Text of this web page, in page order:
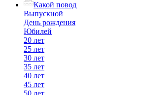
Какой повод
Выпускной
День рождения
Юбилей
20 лет
25 лет
30 лет
35 лет
40 лет
45 лет
50 лет